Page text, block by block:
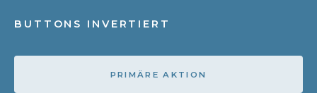
BUTTONS INVERTIERT
PRIMÄRE AKTION